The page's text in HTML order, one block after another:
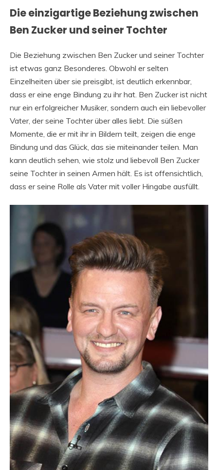
Die einzigartige Beziehung zwischen
Ben Zucker und seiner Tochter
Die Beziehung zwischen Ben Zucker und seiner Tochter
ist etwas ganz Besonderes. Obwohl er selten
Einzelheiten über sie preisgibt, ist deutlich erkennbar,
dass er eine enge Bindung zu ihr hat. Ben Zucker ist nicht
nur ein erfolgreicher Musiker, sondern auch ein liebevoller
Vater, der seine Tochter über alles liebt. Die süßen
Momente, die er mit ihr in Bildern teilt, zeigen die enge
Bindung und das Glück, das sie miteinander teilen. Man
kann deutlich sehen, wie stolz und liebevoll Ben Zucker
seine Tochter in seinen Armen hält. Es ist offensichtlich,
dass er seine Rolle als Vater mit voller Hingabe ausfüllt.